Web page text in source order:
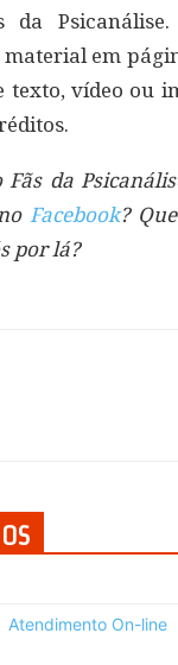
da
em
texto, vídeo ou
Fãs da
Facebook?
por lá?